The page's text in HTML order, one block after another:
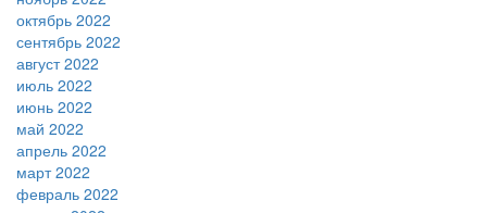
октябрь 2022
сентябрь 2022
август 2022
июль 2022
июнь 2022
май 2022
апрель 2022
март 2022
февраль 2022